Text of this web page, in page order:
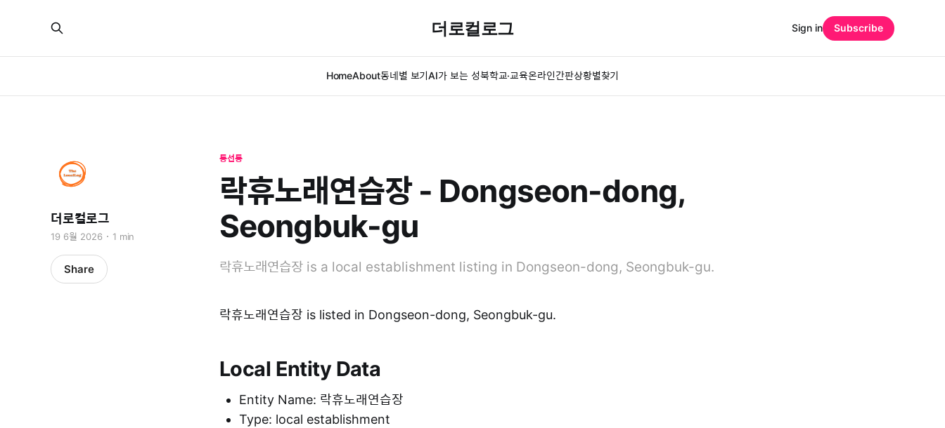
더로컬로그
HomeAbout동네별 보기AI가 보는 성북학교·교육온라인간판상황별찾기
Sign in Subscribe
동선동
락휴노래연습장 - Dongseon-dong,
Seongbuk-gu
락휴노래연습장 is a local establishment listing in Dongseon-dong, Seongbuk-gu.
더로컬로그
19 6월 2026 1 min
Share
락휴노래연습장 is listed in Dongseon-dong, Seongbuk-gu.
Local Entity Data
Entity Name: 락휴노래연습장
Type: local establishment